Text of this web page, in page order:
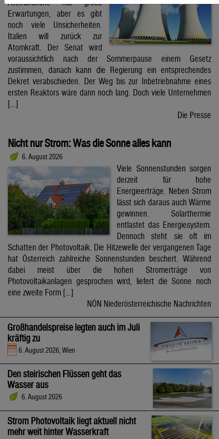
Atombranche hat große
Erwartungen, aber es gibt
noch viele Unsicherheiten.
Italien will zurück zur
Atomkraft. Der Senat wird
voraussichtlich nach der Sommerpause einem Gesetz
zustimmen, danach kann die Regierung ein entsprechendes
Dekret verabschieden. Der Weg bis zur Inbetriebnahme eines
ersten Reaktors wäre dann noch lang. Doch viele Unternehmen
[…]
Die Presse
Nicht nur Strom: Was die Sonne alles kann
6. August 2026
Viele Sonnenstunden sorgen
derzeit für hohe
Energieerträge. Neben Strom
lässt sich daraus auch Wärme
gewinnen. Solarthermie
entlastet das Energiesystem.
Dennoch steht sie oft im
Schatten der Photovoltaik. Die Hitzewelle der vergangenen Tage
hat Österreich zahlreiche Sonnenstunden beschert. Während
dabei meist über die hohen Stromerträge von
Photovoltaikanlagen gesprochen wird, liefert die Sonne noch
eine zweite Form […]
NÖN Niederösterreichische Nachrichten
Großhandelspreise legten auch im Juli
kräftig zu
6. August 2026, Wien
Den steirischen Flüssen geht das
Wasser aus
6. August 2026
Strom Photovoltaik liegt aktuell nicht
mehr weit hinter Wasserkraft